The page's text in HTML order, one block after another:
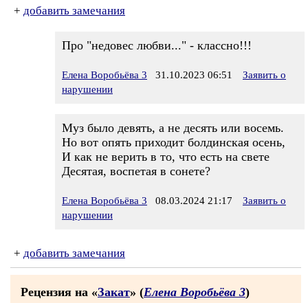
+ добавить замечания
Про "недовес любви..." - классно!!!
Елена Воробьёва 3 31.10.2023 06:51
Заявить о
нарушении
Муз было девять, а не десять или восемь.
Но вот опять приходит болдинская осень,
И как не верить в то, что есть на свете
Десятая, воспетая в сонете?
Елена Воробьёва 3 08.03.2024 21:17
Заявить о
нарушении
+ добавить замечания
Рецензия на «Закат» (Елена Воробьёва 3)